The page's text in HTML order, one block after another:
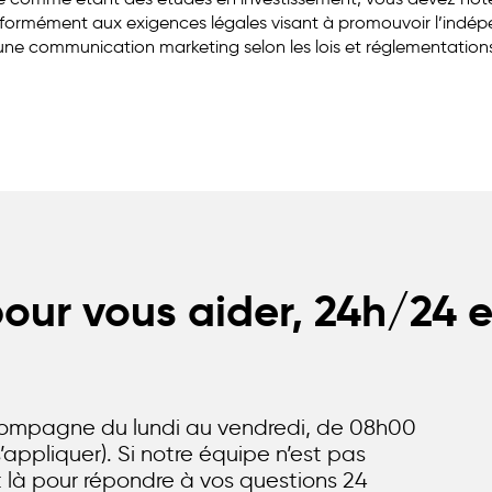
aux exigences légales visant à promouvoir
communication marketing selon les lois et
vous aider, 24h/24
du lundi au vendredi, de 08h00
Si notre équipe n’est pas
pour répondre à vos questions 24